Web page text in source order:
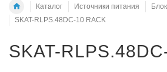
Каталог Источники питания
SKAT-RLPS.48DC-10 RACK
SKAT-